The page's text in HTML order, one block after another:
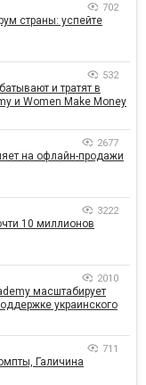
702
страны: успейте
532
и тратят в
и Women Make Money
2677
на офлайн-продажи
3222
10 миллионов
2010
масштабирует
украинского
711
Галичина